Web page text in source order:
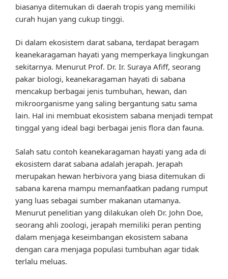
biasanya ditemukan di daerah tropis yang memiliki
curah hujan yang cukup tinggi.
Di dalam ekosistem darat sabana, terdapat beragam
keanekaragaman hayati yang memperkaya lingkungan
sekitarnya. Menurut Prof. Dr. Ir. Suraya Afiff, seorang
pakar biologi, keanekaragaman hayati di sabana
mencakup berbagai jenis tumbuhan, hewan, dan
mikroorganisme yang saling bergantung satu sama
lain. Hal ini membuat ekosistem sabana menjadi tempat
tinggal yang ideal bagi berbagai jenis flora dan fauna.
Salah satu contoh keanekaragaman hayati yang ada di
ekosistem darat sabana adalah jerapah. Jerapah
merupakan hewan herbivora yang biasa ditemukan di
sabana karena mampu memanfaatkan padang rumput
yang luas sebagai sumber makanan utamanya.
Menurut penelitian yang dilakukan oleh Dr. John Doe,
seorang ahli zoologi, jerapah memiliki peran penting
dalam menjaga keseimbangan ekosistem sabana
dengan cara menjaga populasi tumbuhan agar tidak
terlalu meluas.